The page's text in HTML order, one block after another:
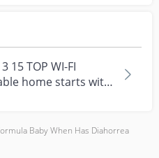
15 TOP WI-FI
home starts with
Baby When Has Diahorrea